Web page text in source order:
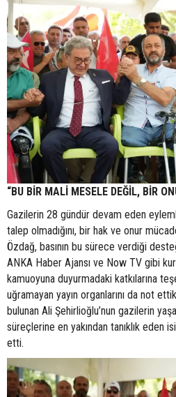
“BU BİR MALİ MESELE DEĞİL, BİR
Gazilerin 28 gündür devam eden
talep olmadığını, bir hak ve onur
Özdağ, basının bu sürece verdiği
ANKA Haber Ajansı ve Now TV gibi
kamuoyuna duyurmadaki katkılarına
uğramayan yayın organlarını da not
bulunan Ali Şehirlioğlu’nun gazilerin
süreçlerine en yakından tanıklık eden
etti.